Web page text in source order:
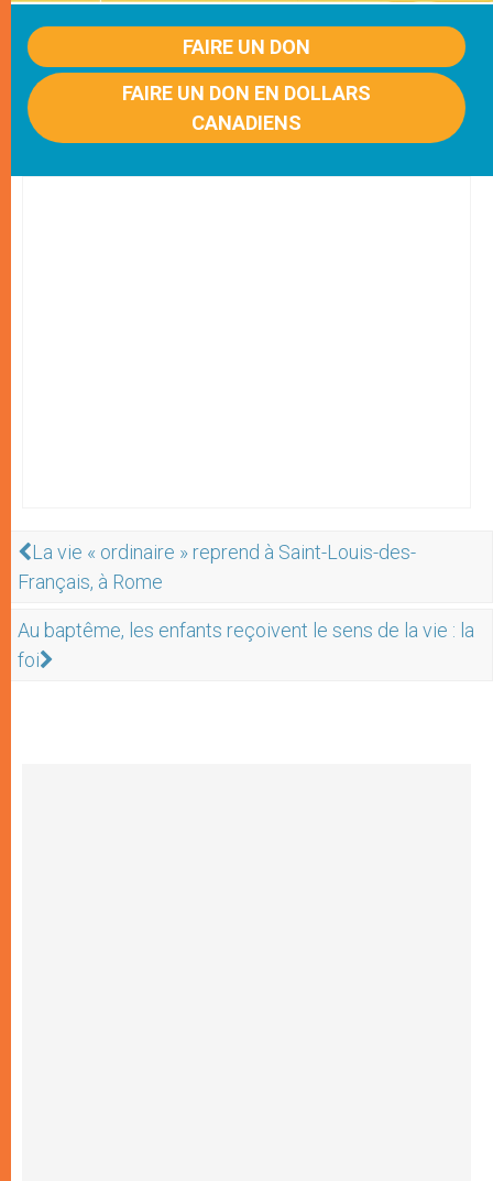
FAIRE UN DON
FAIRE UN DON EN DOLLARS
CANADIENS
La vie « ordinaire » reprend à Saint-Louis-des-
Français, à Rome
Au baptême, les enfants reçoivent le sens de la vie : la
foi